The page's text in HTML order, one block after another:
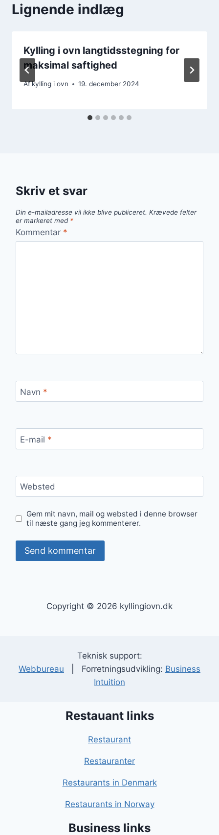
Lignende indlæg
Kylling i ovn langtidsstegning for
maksimal saftighed
Afkylling i ovn 19. december 2024
Skriv et svar
Din e-mailadresse vil ikke blive publiceret. Krævede felter
er markeret med *
Kommentar *
Navn *
E-mail *
Websted
Gem mit navn, mail og websted i denne browser
til næste gang jeg kommenterer.
Copyright © 2026 kyllingiovn.dk
Teknisk support:
Webbureau | Forretningsudvikling: Business
Intuition
Restauant links
Restaurant
Restauranter
Restaurants in Denmark
Restaurants in Norway
Business links